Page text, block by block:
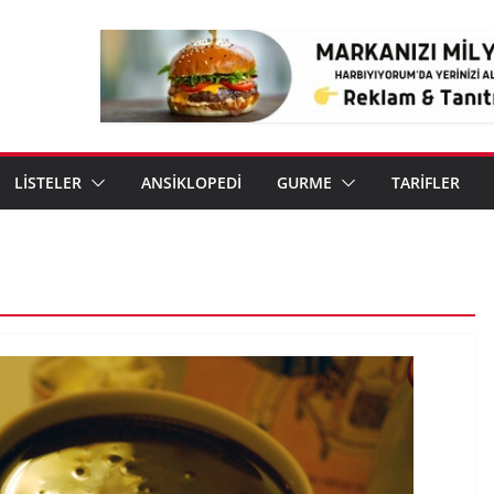
LİSTELER ANSİKLOPEDİ GURME TARİFLER